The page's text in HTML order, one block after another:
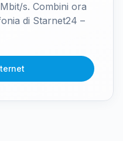
s. Combini ora
di Starnet24 –